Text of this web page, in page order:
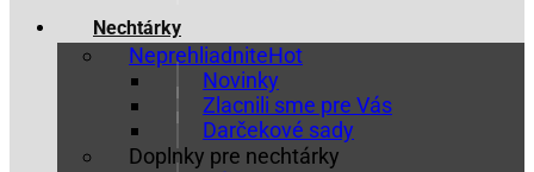
Nechtárky
Neprehliadnite
Novinky
Zlacnili sme pre Vás
Darčekové sady
Doplnky pre nechtárky